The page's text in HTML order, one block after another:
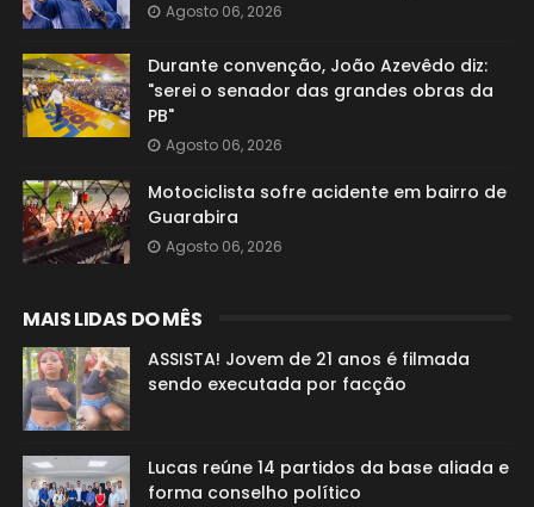
Agosto 06, 2026
Durante convenção, João Azevêdo diz:
"serei o senador das grandes obras da
PB"
Agosto 06, 2026
Motociclista sofre acidente em bairro de
Guarabira
Agosto 06, 2026
MAIS LIDAS DO MÊS
ASSISTA! Jovem de 21 anos é filmada
sendo executada por facção
Lucas reúne 14 partidos da base aliada e
forma conselho político